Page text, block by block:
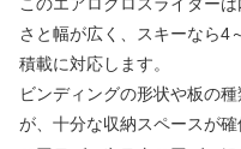
さと幅が広く、スキーなら4
積載に対応します。
ビンディングの形状や板の
が、十分な収納スペースが確